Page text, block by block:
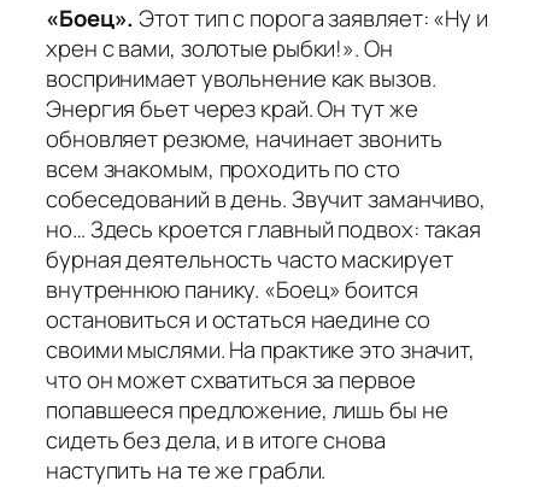
«Боец». Этот тип с порога заявляет: «Ну и
хрен с вами, золотые рыбки!». Он
воспринимает увольнение как вызов.
Энергия бьет через край. Он тут же
обновляет резюме, начинает звонить
всем знакомым, проходить по сто
собеседований в день. Звучит заманчиво,
но… Здесь кроется главный подвох: такая
бурная деятельность часто маскирует
внутреннюю панику. «Боец» боится
остановиться и остаться наедине со
своими мыслями. На практике это значит,
что он может схватиться за первое
попавшееся предложение, лишь бы не
сидеть без дела, и в итоге снова
наступить на те же грабли.